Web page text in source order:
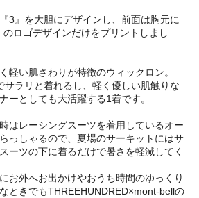
3』を大胆にデザインし、前面は胸元に
ロゴデザインだけをプリントしまし
軽い肌さわりが特徴のウィックロン。
サラリと着れるし、軽く優しい肌触りな
ーとしても大活躍する1着です。
はレーシングスーツを着用しているオー
っしゃるので、夏場のサーキットにはサ
ーツの下に着るだけで暑さを軽減してく
お外へお出かけやおうち時間のゆっくり
ときでもTHREEHUNDRED×mont-bellの